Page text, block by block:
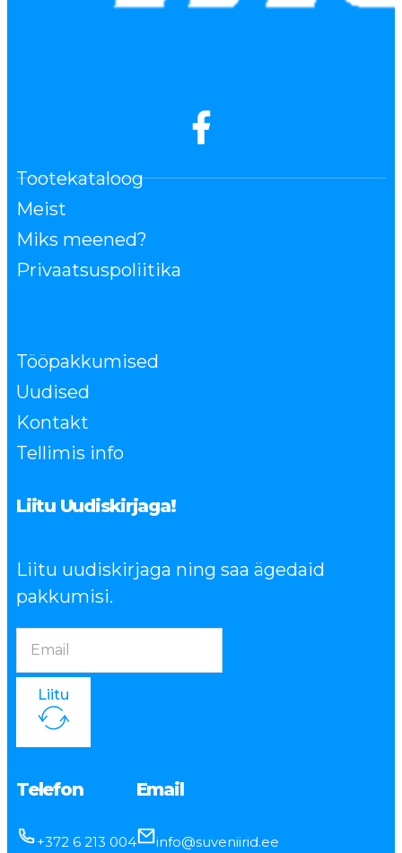
Tootekataloog
Meist
Miks meened?
Privaatsuspoliitika
Tööpakkumised
Uudised
Kontakt
Tellimis info
Liitu Uudiskirjaga!
Liitu uudiskirjaga ning saa ägedaid
pakkumisi.
Liitu
Telefon
+372 6 213 004
Email
info@suveniirid.ee